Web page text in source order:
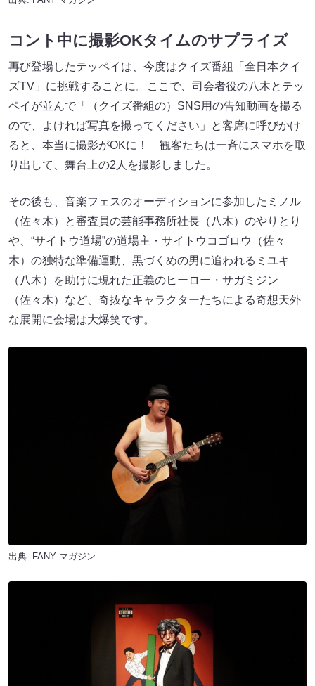
コント中に撮影OKタイムのサプライズ
再び登場したテッペイは、今度はクイズ番組「全日本クイ
ズTV」に挑戦することに。ここで、司会者役の八木とテッ
ペイが並んで「（クイズ番組の）SNS用の告知動画を撮る
ので、よければ写真を撮ってください」と客席に呼びかけ
ると、本当に撮影がOKに！ 観客たちは一斉にスマホを取
り出して、舞台上の2人を撮影しました。
その後も、音楽フェスのオーディションに参加したミノル
（佐々木）と審査員の芸能事務所社長（八木）のやりとり
や、“サイトウ道場”の道場主・サイトウコゴロウ（佐々
木）の独特な準備運動、黒づくめの男に追われるミユキ
（八木）を助けに現れた正義のヒーロー・サガミジン
（佐々木）など、奇抜なキャラクターたちによる奇想天外
な展開に会場は大爆笑です。
出典: FANY マガジン